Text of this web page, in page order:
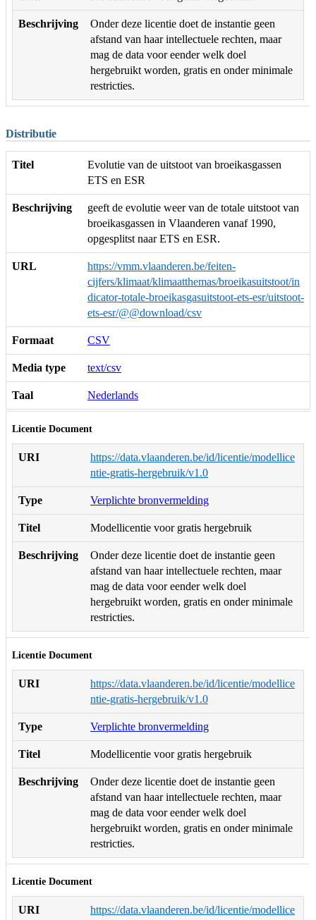
Beschrijving
Onder deze licentie doet de instantie geen
afstand van haar intellectuele rechten, maar
mag de data voor eender welk doel
hergebruikt worden, gratis en onder minimale
restricties.
Distributie
Titel
Evolutie van de uitstoot van broeikasgassen
ETS en ESR
Beschrijving
geeft de evolutie weer van de totale uitstoot van
broeikasgassen in Vlaanderen vanaf 1990,
opgesplitst naar ETS en ESR.
URL
https://vmm.vlaanderen.be/feiten-
cijfers/klimaat/klimaatthemas/broeikasuitstoot/in
dicator-totale-broeikasgasuitstoot-ets-esr/uitstoot-
ets-esr/@@download/csv
Formaat CSV
Media type text/csv
Taal Nederlands
Licentie Document
URI
https://data.vlaanderen.be/id/licentie/modellice
ntie-gratis-hergebruik/v1.0
Type Verplichte bronvermelding
Titel Modellicentie voor gratis hergebruik
Beschrijving
Onder deze licentie doet de instantie geen
afstand van haar intellectuele rechten, maar
mag de data voor eender welk doel
hergebruikt worden, gratis en onder minimale
restricties.
Licentie Document
URI
https://data.vlaanderen.be/id/licentie/modellice
ntie-gratis-hergebruik/v1.0
Type Verplichte bronvermelding
Titel Modellicentie voor gratis hergebruik
Beschrijving
Onder deze licentie doet de instantie geen
afstand van haar intellectuele rechten, maar
mag de data voor eender welk doel
hergebruikt worden, gratis en onder minimale
restricties.
Licentie Document
URI
https://data.vlaanderen.be/id/licentie/modellice